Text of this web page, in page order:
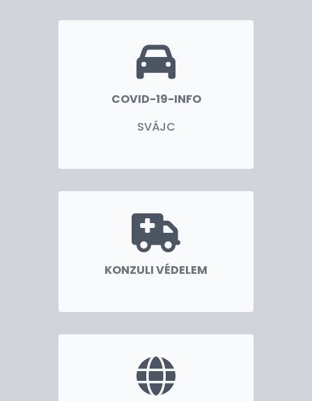
COVID-19-INFO
SVÁJC
KONZULI VÉDELEM